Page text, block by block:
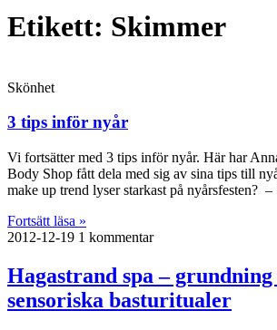
Etikett: Skimmer
Skönhet
3 tips inför nyår
Vi fortsätter med 3 tips inför nyår. Här har
Body Shop fått dela med sig av sina tips till
make up trend lyser starkast på nyårsfesten? –
Fortsätt läsa »
2012-12-19 1 kommentar
Hagastrand spa – grundning
sensoriska basturitualer